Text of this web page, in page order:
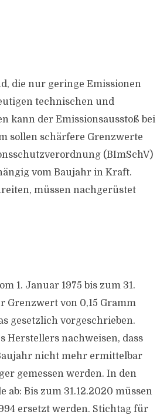
die nur geringe Emissionen
technischen und
kann der Emissionsausstoß bei
sollen schärfere Grenzwerte
(BImSchV)
vom Baujahr in Kraft.
müssen nachgerüstet
1. Januar 1975 bis zum 31.
Grenzwert von 0,15 Gramm
gesetzlich vorgeschrieben.
Herstellers nachweisen, dass
nicht mehr ermittelbar
gemessen werden. In den
Bis zum 31.12.2020 müssen
ersetzt werden. Stichtag für